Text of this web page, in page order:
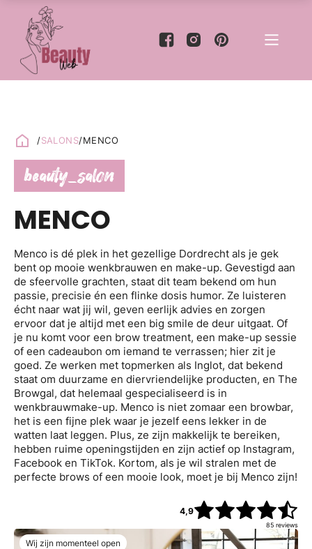
/SALONS/MENCO
Wij zijn momenteel open
beauty_salon
MENCO
Menco is dé plek in het gezellige Dordrecht als je gek
bent op mooie wenkbrauwen en make-up. Gevestigd aan
de sfeervolle grachten, staat dit team bekend om hun
passie, precisie én een flinke dosis humor. Ze luisteren
écht naar wat jij wil, geven eerlijk advies en zorgen
ervoor dat je altijd met een big smile de deur uitgaat. Of
je nu komt voor een brow treatment, een make-up sessie
of een cadeaubon om iemand te verrassen; hier zit je
goed. Ze werken met topmerken als Inglot, dat bekend
staat om duurzame en diervriendelijke producten, en The
Browgal, dat helemaal gespecialiseerd is in
wenkbrauwmake-up. Menco is niet zomaar een browbar,
het is een fijne plek waar je jezelf eens lekker in de
watten laat leggen. Plus, ze zijn makkelijk te bereiken,
hebben ruime openingstijden en zijn actief op Instagram,
Facebook en TikTok. Kortom, als je wil stralen met de
perfecte brows of een mooie look, moet je bij Menco zijn!
4,9
85 reviews